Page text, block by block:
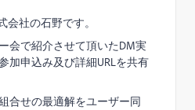
会社の石野です。
会で紹介させて頂いたDM実
加申込み及び詳細URLを共有
合せの最適解をユーザー同